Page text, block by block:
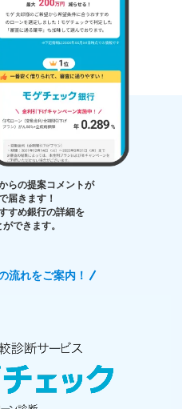
らの提案コメントが
届きます！
すめ銀行の詳細を
できます。
流れをご案内！